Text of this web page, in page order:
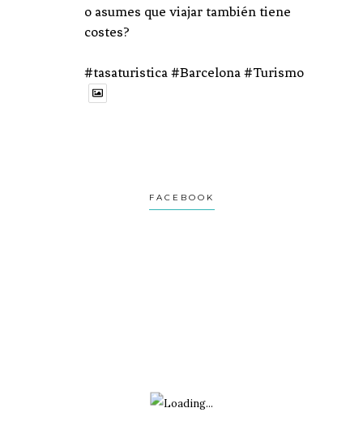
o asumes que viajar también tiene
costes?
#tasaturistica #Barcelona #Turismo
Donosti no es una postal.
26 Feb
FACEBOOK